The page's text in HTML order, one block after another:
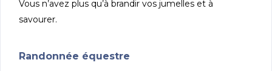
Vous n’avez plus qu’à brandir vos jumelles et à
savourer.
Randonnée équestre